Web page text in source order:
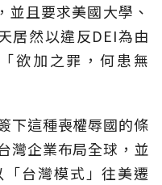
並且要求美國大學、
居然以違反DEI為由
欲加之罪，何患無
下這種喪權辱國的條
灣企業布局全球，並
台灣模式」往美遷